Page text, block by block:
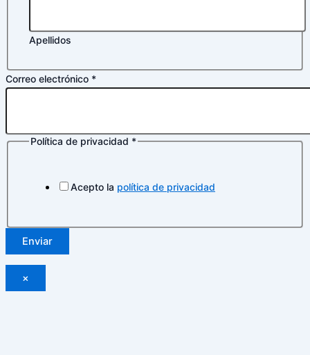
Apellidos
Correo electrónico *
Política de privacidad *
Acepto la política de privacidad
Enviar
×